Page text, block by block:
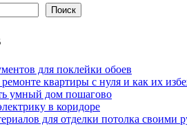
Поиск
для поклейки обоев
квартиры с нуля и как их
умный дом пошагово
в коридоре
для отделки потолка своими